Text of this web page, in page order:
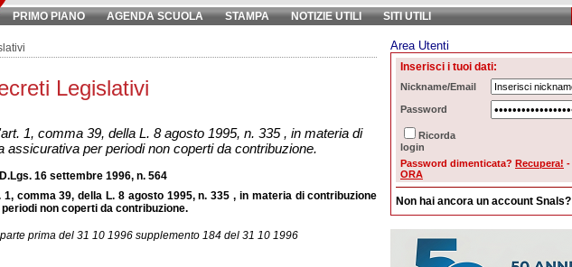
PRIMO PIANO AGENDA SCUOLA STAMPA NOTIZIE UTILI SITI UTILI
Ricerca Avanzata
Legislativi
1, comma 39, della L. 8 agosto 1995, n. 335 , in materia di
assicurativa per periodi non coperti da contribuzione.
D.Lgs. 16 settembre 1996, n. 564
comma 39, della L. 8 agosto 1995, n. 335 , in materia di contribuzione
non coperti da contribuzione.
prima del 31 10 1996 supplemento 184 del 31 10 1996
Area Utenti
Inserisci i tuoi dati:
Nickname/Email
Password
Ricorda
login
Password dimenticata? Recupera! -
ORA
Non hai ancora un account Snals?